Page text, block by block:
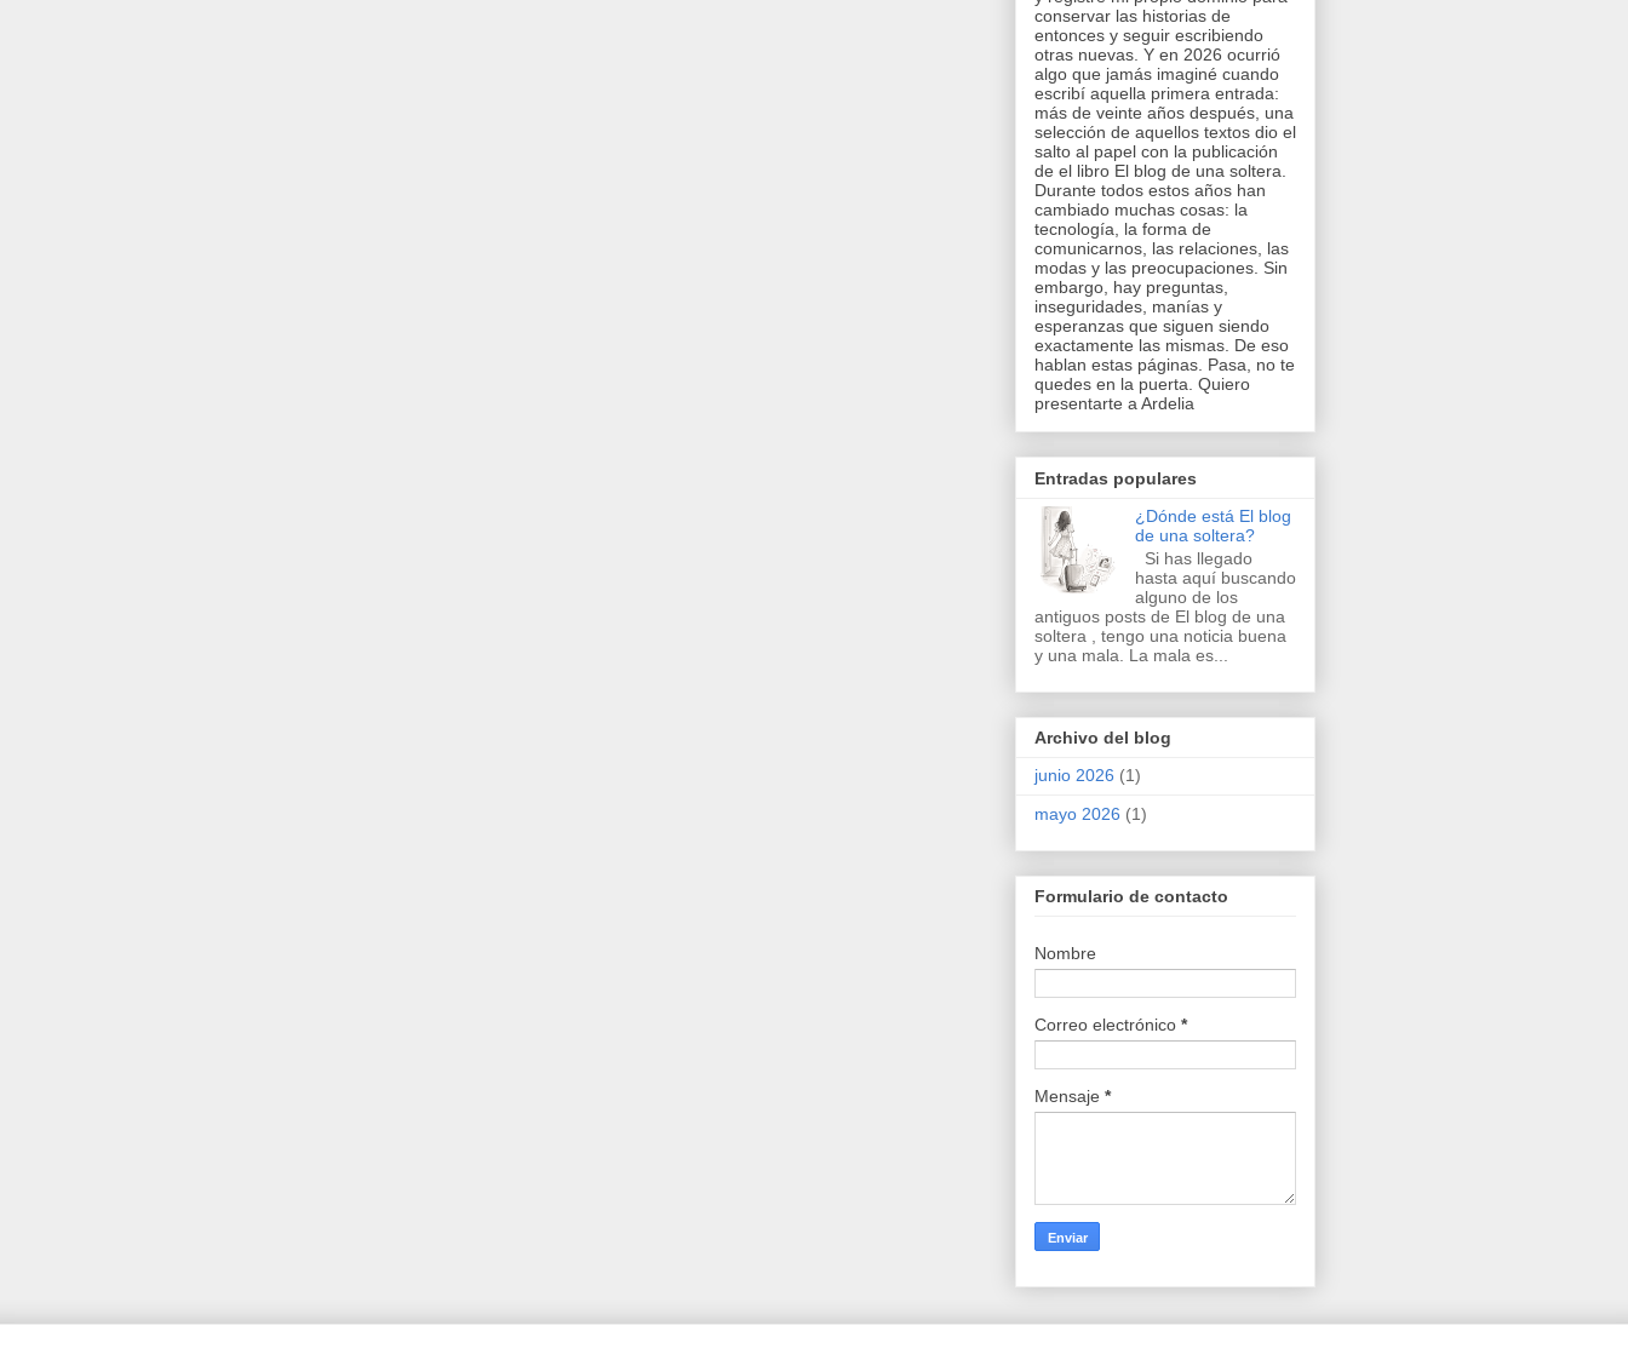
conservar las historias de
entonces y seguir escribiendo
otras nuevas. Y en 2026 ocurrió
algo que jamás imaginé cuando
escribí aquella primera entrada:
más de veinte años después, una
selección de aquellos textos dio el
salto al papel con la publicación
de el libro El blog de una soltera.
Durante todos estos años han
cambiado muchas cosas: la
tecnología, la forma de
comunicarnos, las relaciones, las
modas y las preocupaciones. Sin
embargo, hay preguntas,
inseguridades, manías y
esperanzas que siguen siendo
exactamente las mismas. De eso
hablan estas páginas. Pasa, no te
quedes en la puerta. Quiero
presentarte a Ardelia
Entradas populares
¿Dónde está El blog
de una soltera?
Si has llegado
hasta aquí buscando
alguno de los
antiguos posts de El blog de una
soltera , tengo una noticia buena
y una mala. La mala es...
Archivo del blog
junio 2026 (1)
mayo 2026 (1)
Formulario de contacto
Nombre
Correo electrónico *
Mensaje *